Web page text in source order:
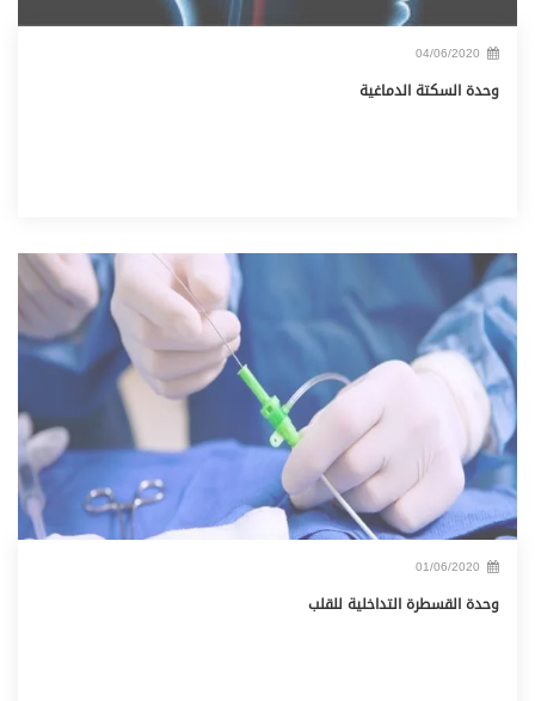
وحدة السكتة الدماغية
وحدة القسطرة التداخلية للقلب